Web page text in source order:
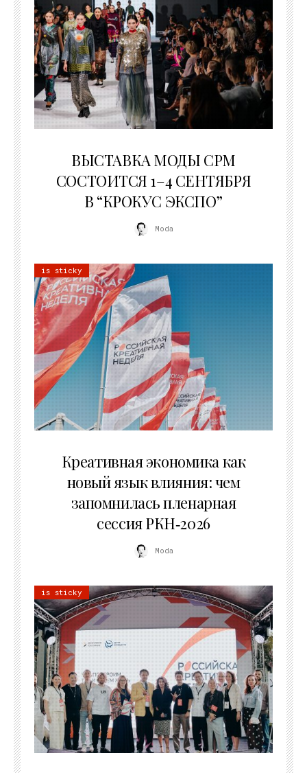
ВЫСТАВКА МОДЫ CPM
СОСТОИТСЯ 1–4 СЕНТЯБРЯ
В “КРОКУС ЭКСПО”
Moda
is sticky
Креативная экономика как
новый язык влияния: чем
запомнилась пленарная
сессия РКН‑2026
Moda
is sticky